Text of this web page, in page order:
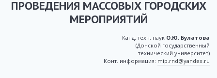
ПРОВЕДЕНИЯ МАССОВЫХ ГОРОДСКИХ
МЕРОПРИЯТИЙ
Канд. техн. наук О.Ю. Булатова
(Донской государственный
технический университет)
Конт. информация: mip.rnd@yandex.ru